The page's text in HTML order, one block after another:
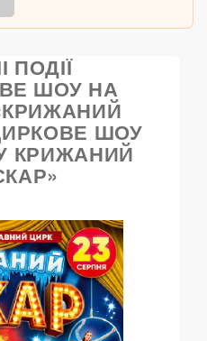
ПОДІЇ
ШОУ НА
ШОУ
КРИЖАНИЙ